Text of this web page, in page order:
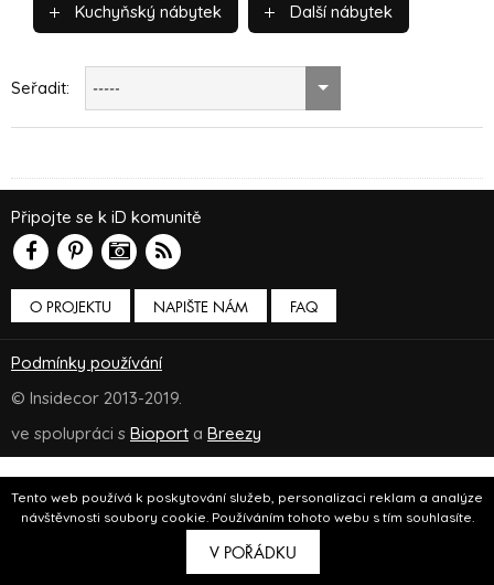
Tento web používá k poskytování služeb, personalizaci reklam a analýze
návštěvnosti soubory cookie. Používáním tohoto webu s tím souhlasíte.
V POŘÁDKU
Kuchyňský nábytek Další nábytek
Seřadit: -----
O PROJEKTU NAPIŠTE NÁM
Připojte se k iD komunitě
FAQ
Podmínky používání
© Insidecor 2013-2019.
ve spolupráci s Bioport a Breezy